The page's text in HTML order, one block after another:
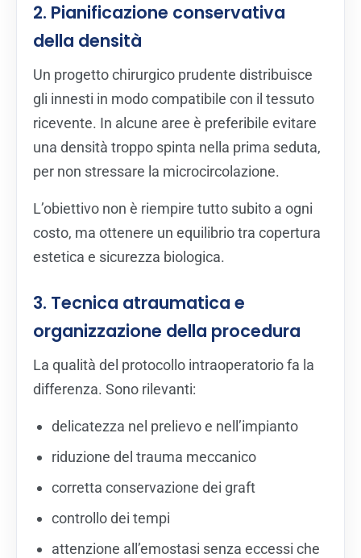
2. Pianificazione conservativa
della densità
Un progetto chirurgico prudente distribuisce
gli innesti in modo compatibile con il tessuto
ricevente. In alcune aree è preferibile evitare
una densità troppo spinta nella prima seduta,
per non stressare la microcircolazione.
L’obiettivo non è riempire tutto subito a ogni
costo, ma ottenere un equilibrio tra copertura
estetica e sicurezza biologica.
3. Tecnica atraumatica e
organizzazione della procedura
La qualità del protocollo intraoperatorio fa la
differenza. Sono rilevanti:
delicatezza nel prelievo e nell’impianto
riduzione del trauma meccanico
corretta conservazione dei graft
controllo dei tempi
attenzione all’emostasi senza eccessi che